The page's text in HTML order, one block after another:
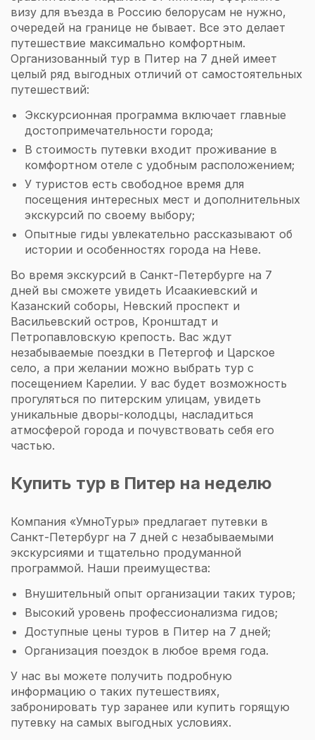
визу для въезда в Россию белорусам не нужно,
очередей на границе не бывает. Все это делает
путешествие максимально комфортным.
Организованный тур в Питер на 7 дней имеет
целый ряд выгодных отличий от самостоятельных
путешествий:
Экскурсионная программа включает главные
достопримечательности города;
В стоимость путевки входит проживание в
комфортном отеле с удобным расположением;
У туристов есть свободное время для
посещения интересных мест и дополнительных
экскурсий по своему выбору;
Опытные гиды увлекательно рассказывают об
истории и особенностях города на Неве.
Во время экскурсий в Санкт-Петербурге на 7
дней вы сможете увидеть Исаакиевский и
Казанский соборы, Невский проспект и
Васильевский остров, Кронштадт и
Петропавловскую крепость. Вас ждут
незабываемые поездки в Петергоф и Царское
село, а при желании можно выбрать тур с
посещением Карелии. У вас будет возможность
прогуляться по питерским улицам, увидеть
уникальные дворы-колодцы, насладиться
атмосферой города и почувствовать себя его
частью.
Купить тур в Питер на неделю
Компания «УмноТуры» предлагает путевки в
Санкт-Петербург на 7 дней с незабываемыми
экскурсиями и тщательно продуманной
программой. Наши преимущества:
Внушительный опыт организации таких туров;
Высокий уровень профессионализма гидов;
Доступные цены туров в Питер на 7 дней;
Организация поездок в любое время года.
У нас вы можете получить подробную
информацию о таких путешествиях,
забронировать тур заранее или купить горящую
путевку на самых выгодных условиях.